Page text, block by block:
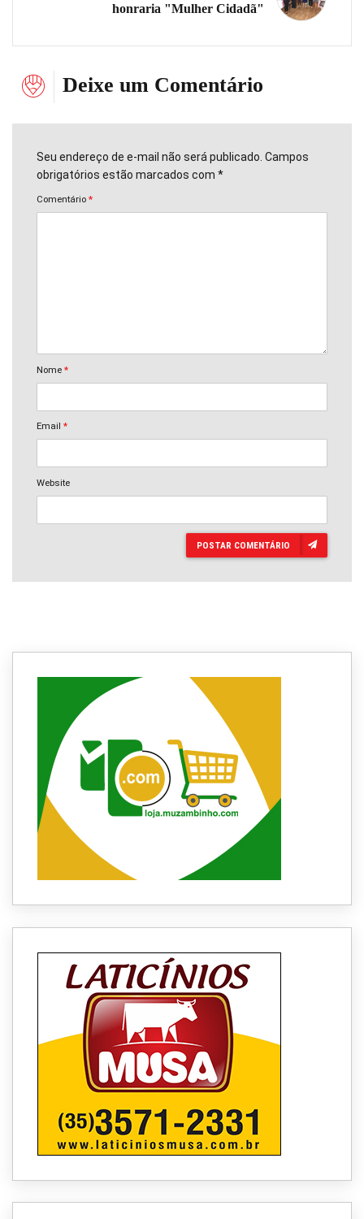
honraria "Mulher Cidadã"
Deixe um Comentário
Seu endereço de e-mail não será publicado. Campos
obrigatórios estão marcados com *
Comentário *
Nome *
Email *
Website
POSTAR COMENTÁRIO